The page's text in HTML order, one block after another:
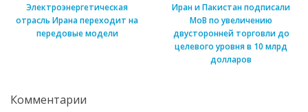
Электроэнергетическая
отрасль Ирана переходит на
передовые модели
Иран и Пакистан подписали
МоВ по увеличению
двусторонней торговли до
целевого уровня в 10 млрд
долларов
Комментарии